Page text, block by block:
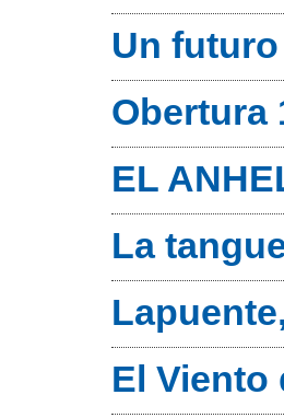
Un
Obertura
EL
La
El Viento